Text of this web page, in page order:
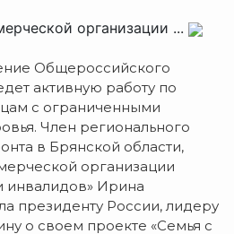
организации ...
Общероссийского
активную работу по
с ограниченными
Член регионального
в Брянской области,
организации
инвалидов» Ирина
президенту России, лидеру
о своем проекте «Семья с